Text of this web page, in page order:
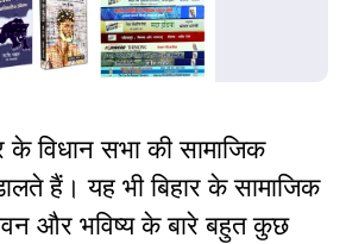
विधान सभा की सामाजिक
हैं। यह भी बिहार के सामाजिक
और भविष्य के बारे बहुत कुछ